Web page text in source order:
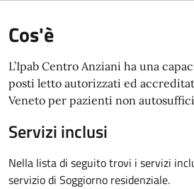
Cos'è
L’Ipab Centro Anziani ha una
posti letto autorizzati ed
Veneto per pazienti non
Servizi inclusi
Nella lista di seguito trovi i servizi
servizio di Soggiorno residenziale.